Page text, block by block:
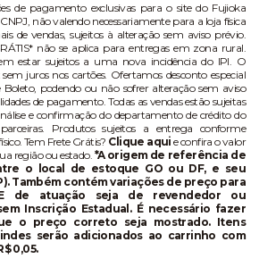
de pagamento exclusivas para o site do Fujioka
não valendo necessariamente para a loja física
de vendas, sujeitos à alteração sem aviso prévio.
não se aplica para entregas em zona rural.
estar sujeitos a uma nova incidência do IPI. O
juros nos cartões. Ofertamos desconto especial
podendo ou não sofrer alteração sem aviso
de pagamento. Todas as vendas estão sujeitas
e confirmação do departamento de crédito do
Produtos sujeitos a entrega conforme
Tem Frete Grátis? Clique aqui e confira o valor
região ou estado. *A origem de referência de
o local de estoque GO ou DF, e seu
Também contém variações de preço para
de atuação seja de revendedor ou
Inscrição Estadual. É necessário fazer
o preço correto seja mostrado. Itens
serão adicionados ao carrinho com
0,05.